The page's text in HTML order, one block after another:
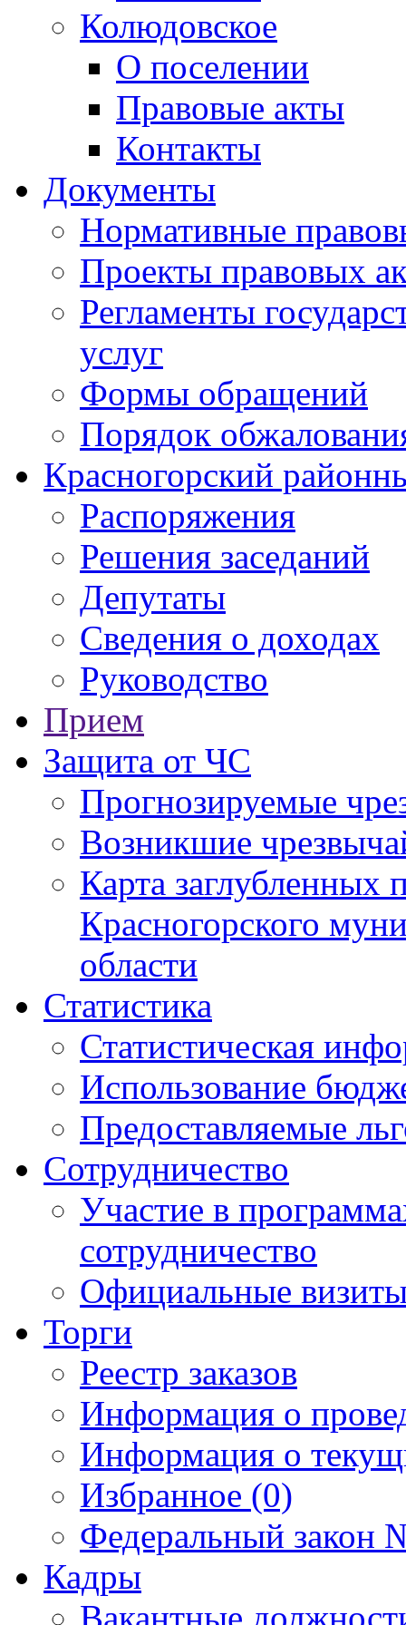
Колюдовское
О поселении
Правовые акты
Контакты
Документы
Нормативные
Проекты правовых
Регламенты
услуг
Формы обращений
Порядок
Красногорский
Распоряжения
Решения заседаний
Депутаты
Сведения о доходах
Руководство
Прием
Защита от ЧС
Прогнозируемые
Возникшие
Карта
Красногорского
области
Статистика
Статистическая
Использование
Предоставляемые
Сотрудничество
Участие в
сотрудничество
Официальные
Торги
Реестр заказов
Информация о
Информация о
Избранное (0)
Федеральный закон
Кадры
Вакантные